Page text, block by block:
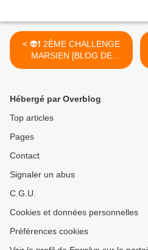
< 👽❗ 2ÈME CHALLENGE
MARSIEN [BLOG DE
DASOLA - ÉD. 2024-2025]
Hébergé par Overblog
Top articles
Pages
Contact
Signaler un abus
C.G.U.
Cookies et données personnelles
Préférences cookies